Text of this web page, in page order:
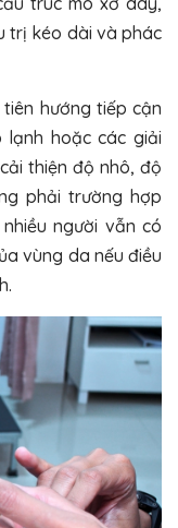
trị kéo dài và phác
hướng tiếp cận
lạnh hoặc các giải
thiện độ nhô, độ
phải trường hợp
người vẫn có
vùng da nếu điều